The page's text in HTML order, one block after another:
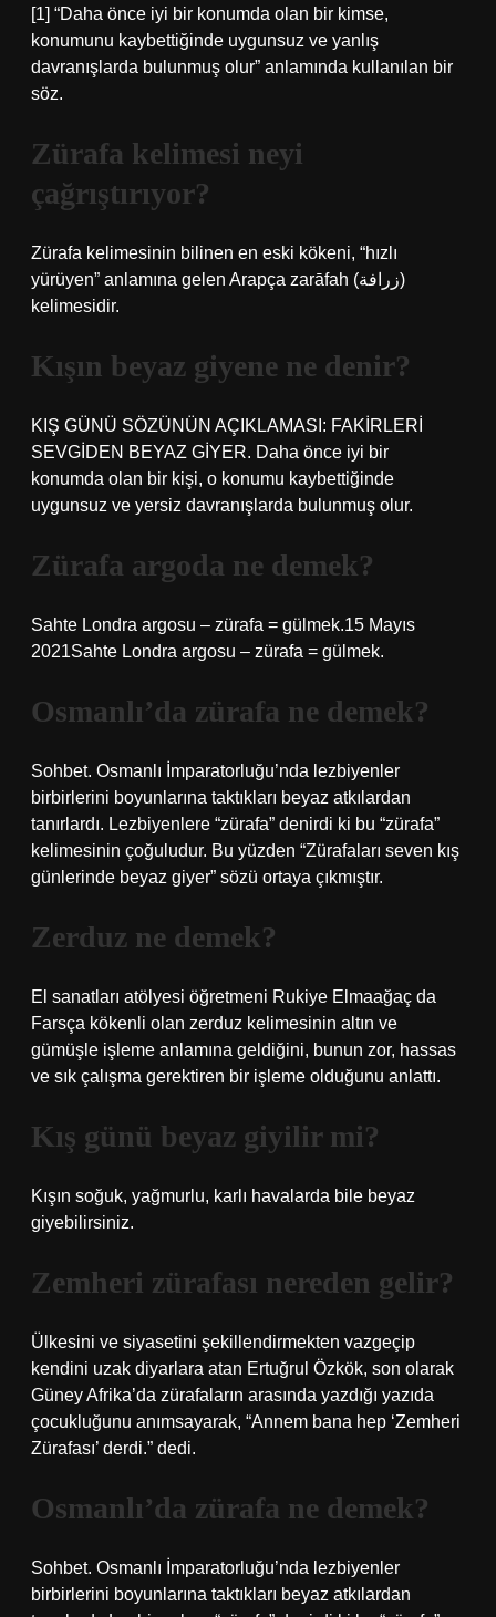
[1] “Daha önce iyi bir konumda olan bir kimse,
konumunu kaybettiğinde uygunsuz ve yanlış
davranışlarda bulunmuş olur” anlamında kullanılan bir
söz.
Zürafa kelimesi neyi
çağrıştırıyor?
Zürafa kelimesinin bilinen en eski kökeni, “hızlı
yürüyen” anlamına gelen Arapça zarāfah (زرافة)
kelimesidir.
Kışın beyaz giyene ne denir?
KIŞ GÜNÜ SÖZÜNÜN AÇIKLAMASI: FAKİRLERİ
SEVGİDEN BEYAZ GİYER. Daha önce iyi bir
konumda olan bir kişi, o konumu kaybettiğinde
uygunsuz ve yersiz davranışlarda bulunmuş olur.
Zürafa argoda ne demek?
Sahte Londra argosu – zürafa = gülmek.15 Mayıs
2021Sahte Londra argosu – zürafa = gülmek.
Osmanlı’da zürafa ne demek?
Sohbet. Osmanlı İmparatorluğu’nda lezbiyenler
birbirlerini boyunlarına taktıkları beyaz atkılardan
tanırlardı. Lezbiyenlere “zürafa” denirdi ki bu “zürafa”
kelimesinin çoğuludur. Bu yüzden “Zürafaları seven kış
günlerinde beyaz giyer” sözü ortaya çıkmıştır.
Zerduz ne demek?
El sanatları atölyesi öğretmeni Rukiye Elmaağaç da
Farsça kökenli olan zerduz kelimesinin altın ve
gümüşle işleme anlamına geldiğini, bunun zor, hassas
ve sık çalışma gerektiren bir işleme olduğunu anlattı.
Kış günü beyaz giyilir mi?
Kışın soğuk, yağmurlu, karlı havalarda bile beyaz
giyebilirsiniz.
Zemheri zürafası nereden gelir?
Ülkesini ve siyasetini şekillendirmekten vazgeçip
kendini uzak diyarlara atan Ertuğrul Özkök, son olarak
Güney Afrika’da zürafaların arasında yazdığı yazıda
çocukluğunu anımsayarak, “Annem bana hep ‘Zemheri
Zürafası’ derdi.” dedi.
Osmanlı’da zürafa ne demek?
Sohbet. Osmanlı İmparatorluğu’nda lezbiyenler
birbirlerini boyunlarına taktıkları beyaz atkılardan